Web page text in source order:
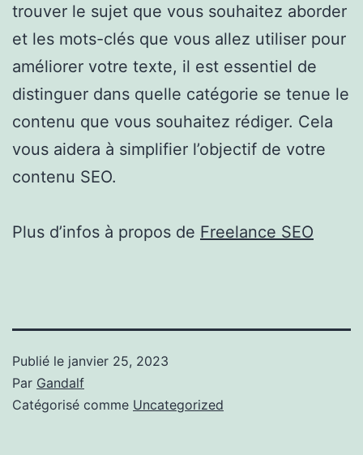
trouver le sujet que vous souhaitez aborder
et les mots-clés que vous allez utiliser pour
améliorer votre texte, il est essentiel de
distinguer dans quelle catégorie se tenue le
contenu que vous souhaitez rédiger. Cela
vous aidera à simplifier l’objectif de votre
contenu SEO.
Plus d’infos à propos de Freelance SEO
Publié le janvier 25, 2023
Par Gandalf
Catégorisé comme Uncategorized